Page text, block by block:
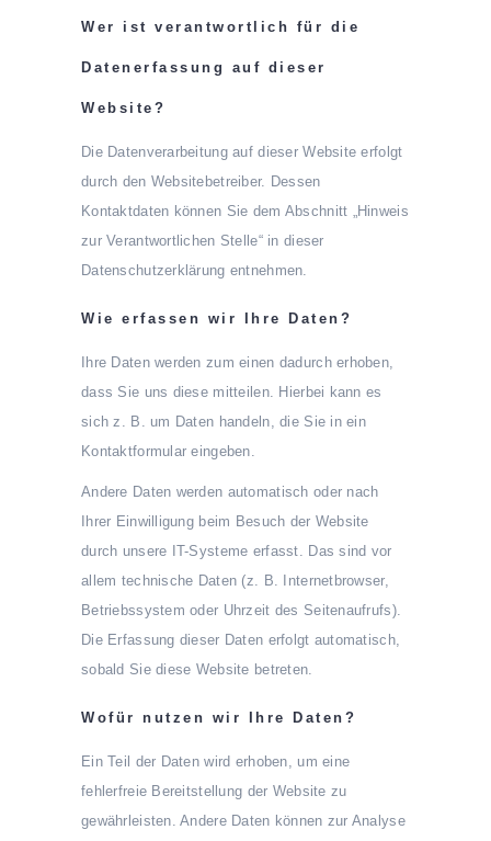
Wer ist verantwortlich für die
Datenerfassung auf dieser
Website?
Die Datenverarbeitung auf dieser Website erfolgt
durch den Websitebetreiber. Dessen
Kontaktdaten können Sie dem Abschnitt „Hinweis
zur Verantwortlichen Stelle“ in dieser
Datenschutzerklärung entnehmen.
Wie erfassen wir Ihre Daten?
Ihre Daten werden zum einen dadurch erhoben,
dass Sie uns diese mitteilen. Hierbei kann es
sich z. B. um Daten handeln, die Sie in ein
Kontaktformular eingeben.
Andere Daten werden automatisch oder nach
Ihrer Einwilligung beim Besuch der Website
durch unsere IT-Systeme erfasst. Das sind vor
allem technische Daten (z. B. Internetbrowser,
Betriebssystem oder Uhrzeit des Seitenaufrufs).
Die Erfassung dieser Daten erfolgt automatisch,
sobald Sie diese Website betreten.
Wofür nutzen wir Ihre Daten?
Ein Teil der Daten wird erhoben, um eine
fehlerfreie Bereitstellung der Website zu
gewährleisten. Andere Daten können zur Analyse